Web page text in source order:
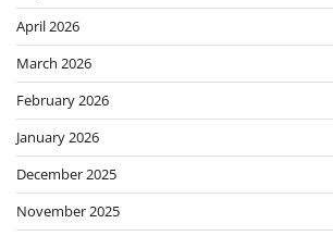
April 2026
March 2026
February 2026
January 2026
December 2025
November 2025